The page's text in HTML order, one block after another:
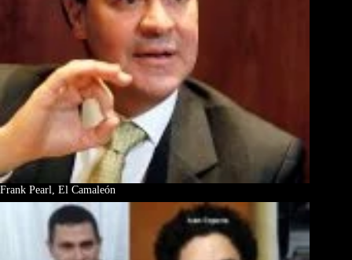
Frank Pearl, El Camaleón